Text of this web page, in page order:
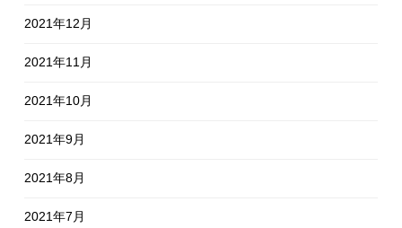
2021年12月
2021年11月
2021年10月
2021年9月
2021年8月
2021年7月